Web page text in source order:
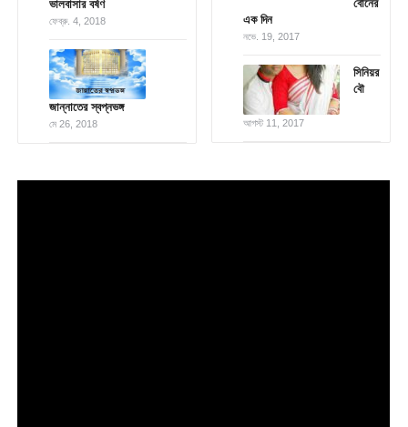
ভালবাসার বর্ষণ
ফেব্রু. 4, 2018
জান্নাতের স্বপ্নভঙ্গ
মে 26, 2018
বোনের
এক দিন
নভে. 19, 2017
সিনিয়র
বৌ
আগস্ট 11, 2017